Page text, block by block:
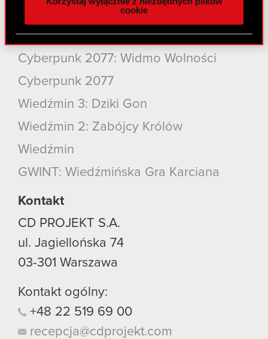
z naszej witryny, udostępniamy partnerom
Partnerzy mogą połączyć te informacje z innymi
danymi otrzymanymi od Ciebie lub uzyskanymi
podczas korzystania z ich usług. Kontynuując
korzystanie z naszej witryny, zgadasz się na
używanie plików cookie.
cookie
Szukaj
Produkty
Cyberpunk 2077: Widmo Wolności
Cyberpunk 2077
Wiedźmin 3: Dziki Gon
Wiedźmin 2: Zabójcy Królów
Wiedźmin
GWINT: Wiedźmińska Gra Karciana
Kontakt
CD PROJEKT S.A.
ul. Jagiellońska 74
03-301 Warszawa
Kontakt ogólny:
+48 22 519 69 00
recepcja@cdprojekt.com